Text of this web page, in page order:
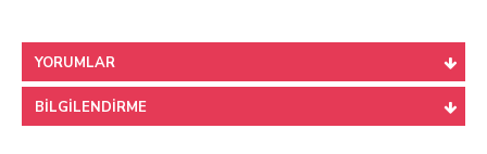
YORUMLAR
BILGILENDIRME